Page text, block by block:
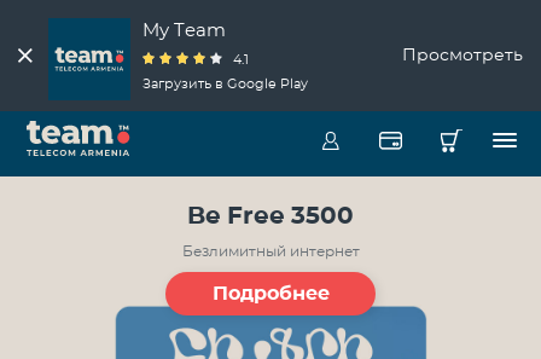
My Team
4.1
Загрузить в Google Play
Просмотреть
Be Free 3500
Безлимитный интернет
Подробнее